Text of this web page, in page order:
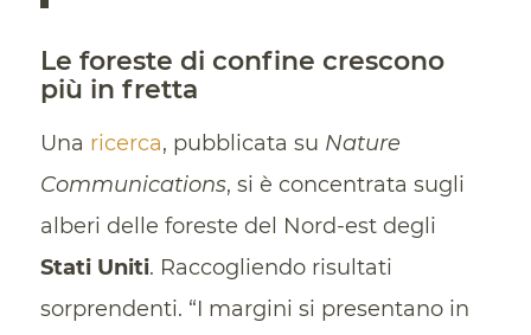
Le foreste di confine crescono
più in fretta
Una ricerca, pubblicata su Nature
Communications, si è concentrata sugli
alberi delle foreste del Nord-est degli
Stati Uniti. Raccogliendo risultati
sorprendenti. “I margini si presentano in